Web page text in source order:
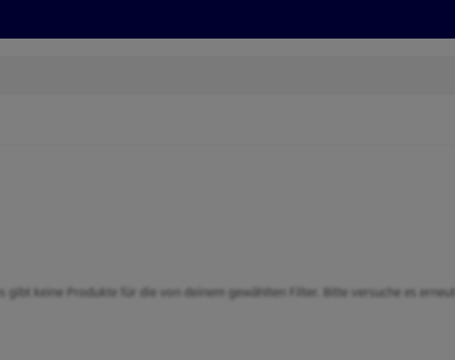
gibt keine Produkte für die von deinem gewählten Filter. Bitte versuche es erneut.